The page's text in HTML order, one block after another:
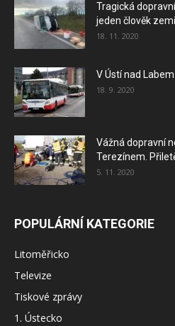
Tragická
jeden člověk
18. 11. 2020
V Ústí nad
18. 9. 2020
Vážná dopravní
Terezínem.
5. 11. 2020
POPULÁRNÍ KATEGORIE
Litoměřicko
Televize
Tiskové zprávy
1. Ústecko